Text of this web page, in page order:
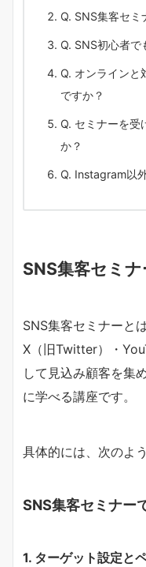
Q. SNS集客セミ
Q. SNS初心者で
Q. オンラインと
ですか？
Q. セミナーを受
か？
Q. Instagram以
SNS集客セミナ
SNS集客セミナーと
X（旧Twitter）・
して見込み顧客を集
に学べる講座です。
具体的には、次のよ
SNS集客セミナー
1. ターゲット設定と